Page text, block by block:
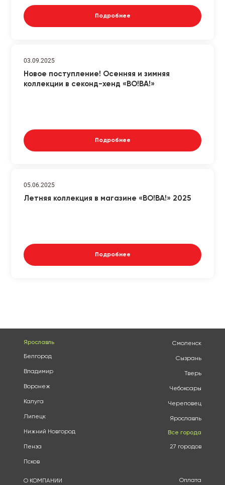
Подробнее
03.09.2025
Новое поступление! Осенняя и зимняя
коллекции в секонд-хенд «ВО!ВА!»
Подробнее
05.06.2025
Летняя коллекция в магазине «ВО!ВА!» 2025
Подробнее
Ярославль
Белгород
Владимир
Воронеж
Калуга
Липецк
Нижний Новгород
Пенза
Псков
Смоленск
Сызрань
Тверь
Чебоксары
Череповец
Ярославль
Все города
27 городов
О КОМПАНИИ Оплата